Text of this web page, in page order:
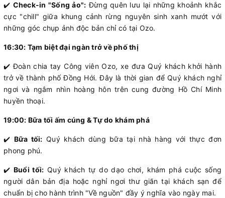
✔️ Check-in "Sống ảo": Đừng quên lưu lại những khoảnh khắc
cực "chill" giữa khung cảnh rừng nguyên sinh xanh mướt với
những góc chụp ảnh độc bản chỉ có tại Ozo.
16:30: Tạm biệt đại ngàn trở về phố thị
✔️ Đoàn chia tay Công viên Ozo, xe đưa Quý khách khởi hành
trở về thành phố Đồng Hới. Đây là thời gian để Quý khách nghỉ
ngơi và ngắm nhìn hoàng hôn trên cung đường Hồ Chí Minh
huyền thoại.
19:00: Bữa tối ấm cúng & Tự do khám phá
✔️ Bữa tối: Quý khách dùng bữa tại nhà hàng với thực đơn
phong phú.
✔️ Buổi tối: Quý khách tự do dạo chơi, khám phá cuộc sống
người dân bản địa hoặc nghỉ ngơi thư giãn tại khách sạn để
chuẩn bị cho hành trình "Về nguồn" đầy ý nghĩa vào ngày mai.